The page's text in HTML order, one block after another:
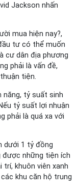
Jackson nhấn
mua hiện nay?,
tư có thể muốn
cư dân địa phương
phải là vấn đề,
tiện.
tỷ suất sinh
tỷ suất lợi nhuận
phải là quá xa với
dưới 1 tỷ đồng
được những tiện ích
trí, khuôn viên xanh
khu căn hộ trung